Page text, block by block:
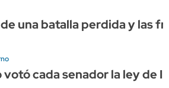
una batalla perdida y las
votó cada senador la ley de